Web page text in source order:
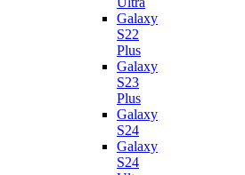
Galaxy
S22
Plus
Galaxy
S23
Plus
Galaxy
S24
Galaxy
S24